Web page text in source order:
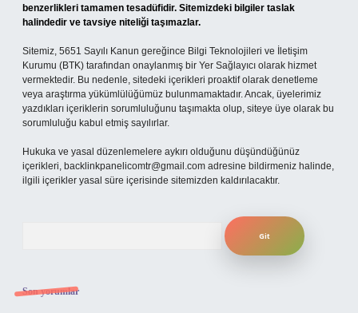
benzerlikleri tamamen tesadüfidir. Sitemizdeki bilgiler taslak
halindedir ve tavsiye niteliği taşımazlar.
Sitemiz, 5651 Sayılı Kanun gereğince Bilgi Teknolojileri ve İletişim
Kurumu (BTK) tarafından onaylanmış bir Yer Sağlayıcı olarak hizmet
vermektedir. Bu nedenle, sitedeki içerikleri proaktif olarak denetleme
veya araştırma yükümlülüğümüz bulunmamaktadır. Ancak, üyelerimiz
yazdıkları içeriklerin sorumluluğunu taşımakta olup, siteye üye olarak bu
sorumluluğu kabul etmiş sayılırlar.
Hukuka ve yasal düzenlemelere aykırı olduğunu düşündüğünüz
içerikleri, backlinkpanelicomtr@gmail.com adresine bildirmeniz halinde,
ilgili içerikler yasal süre içerisinde sitemizden kaldırılacaktır.
Son yorumlar